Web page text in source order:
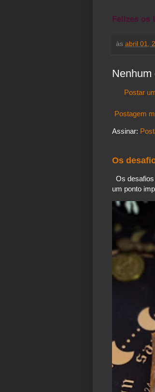
Felizes os
às abril 01,
Nenhum
Postar
Postagem
Assinar:
Os
Os
um ponto